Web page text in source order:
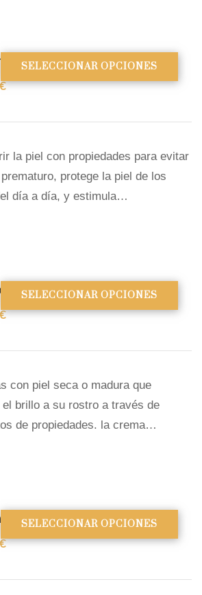
o Mixta
SELECCIONAR OPCIONES
la piel con propiedades para evitar
protege la piel de los
día a día, y estimula…
o Seca
SELECCIONAR OPCIONES
con piel seca o madura que
brillo a su rostro a través de
de propiedades. la crema…
o Grasa
SELECCIONAR OPCIONES